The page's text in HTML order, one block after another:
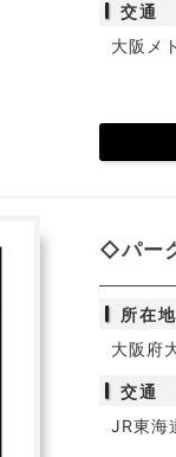
交通
大阪メ
◇パー
所在地
大阪府
交通
JR東海